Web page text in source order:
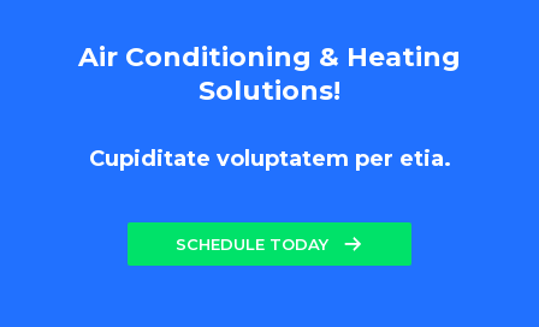
Air Conditioning & Heating
Solutions!
Cupiditate voluptatem per etia.
SCHEDULE TODAY